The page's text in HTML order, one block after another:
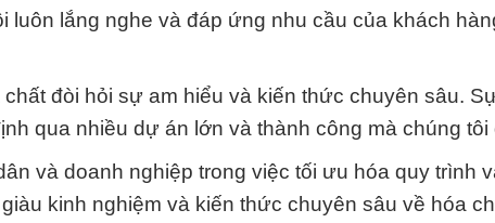
luôn lắng nghe và đáp ứng nhu cầu của khách
đòi hỏi sự am hiểu và kiến thức chuyên sâu.
qua nhiều dự án lớn và thành công mà chúng tôi
và doanh nghiệp trong việc tối ưu hóa quy trình
kinh nghiệm và kiến thức chuyên sâu về hóa